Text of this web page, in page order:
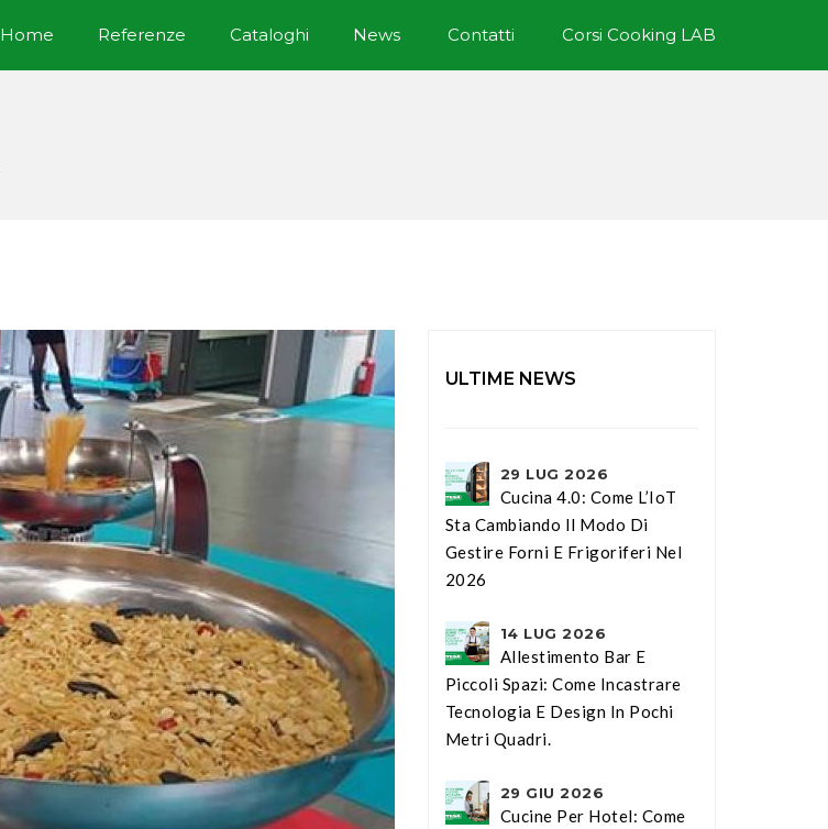
Home Referenze Cataloghi News Contatti Corsi Cooking LAB
ULTIME NEWS
29 LUG 2026
Cucina 4.0: Come L’IoT
Sta Cambiando Il Modo Di
Gestire Forni E Frigoriferi Nel
2026
14 LUG 2026
Allestimento Bar E
Piccoli Spazi: Come Incastrare
Tecnologia E Design In Pochi
Metri Quadri.
29 GIU 2026
Cucine Per Hotel: Come